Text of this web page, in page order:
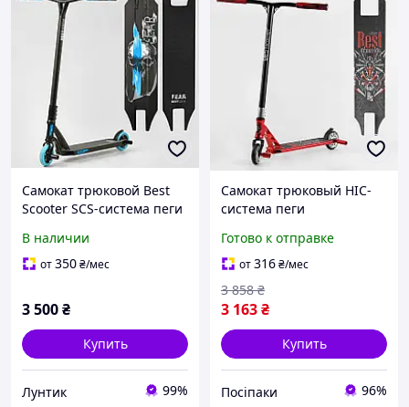
Самокат трюковой Best
Scooter SCS-система пеги
дека Черно-голубой (MT-
40488)
В наличии
от350₴/мес
3 500₴
Купить
Лунтик 99%
Самокат трюковый HIC-
система пеги
дека 28536 Best Scooter
Готово к отправке
от316₴/мес
3 163₴
3 858 ₴
Купить
Посіпаки 96%